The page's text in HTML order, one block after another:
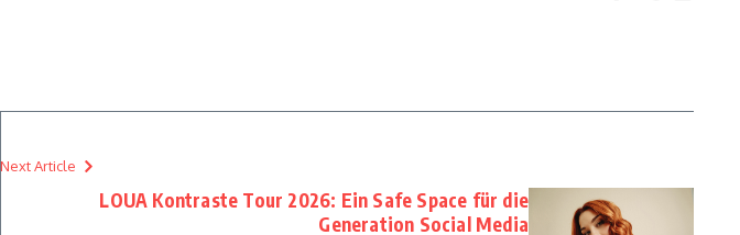
Next Article
LOUA Kontraste Tour 2026: Ein Safe Space für die
Generation Social Media